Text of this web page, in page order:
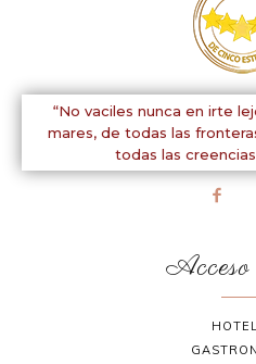
“No vaciles nunca en irte
mares, de todas las
todas las
Acceso